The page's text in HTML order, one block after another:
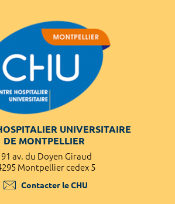
UNIVERSITAIRE
DE MONTPELLIER
av. du Doyen Giraud
Montpellier cedex 5
Contacter le CHU